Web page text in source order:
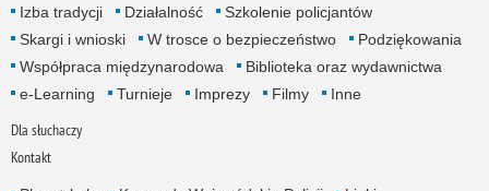
Izba tradycji
Działalność
Szkolenie policjantów
Skargi i wnioski
W trosce o bezpieczeństwo
Podziękowania
Współpraca międzynarodowa
Biblioteka oraz wydawnictwa
e-Learning
Turnieje Imprezy Filmy Inne
Dla słuchaczy
Kontakt